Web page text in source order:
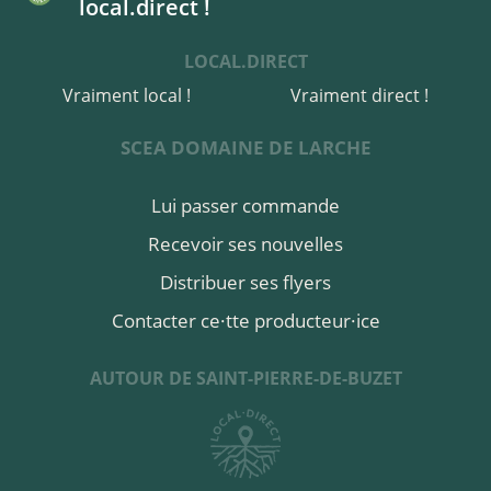
local.direct !
LOCAL.DIRECT
Vraiment local !
Vraiment direct !
SCEA DOMAINE DE LARCHE
Lui passer commande
Recevoir ses nouvelles
Distribuer ses flyers
Contacter ce·tte producteur·ice
AUTOUR DE SAINT-PIERRE-DE-BUZET